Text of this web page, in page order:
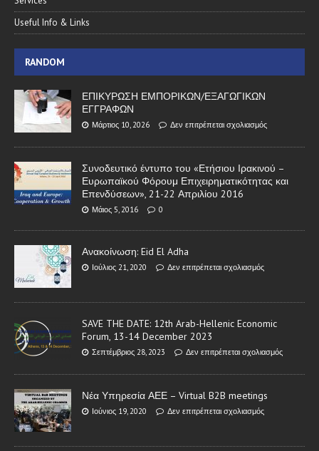
Useful Info & Links
RANDOM
ΕΠΙΚΥΡΩΣΗ ΕΜΠΟΡΙΚΩΝ/ΕΞΑΓΩΓΙΚΩΝ
ΕΓΓΡΑΦΩΝ
Μάρτιος 10, 2026 Δεν επιτρέπεται σχολιασμός
Συνοδευτικό έντυπο του «Ετήσιου Ιρακινού –
Ευρωπαϊκού Φόρουμ Επιχειρηματικότητας και
Επενδύσεων», 21-22 Απριλίου 2016
Μάιος 5, 2016 0
Ανακοίνωση: Eid El Adha
Ιούλιος 21, 2020 Δεν επιτρέπεται σχολιασμός
SAVE THE DATE: 12th Arab-Hellenic Economic
Forum, 13-14 December 2023
Σεπτέμβριος 28, 2023 Δεν επιτρέπεται σχολιασμός
Νέα Υπηρεσία ΑΕΕ – Virtual B2B meetings
Ιούνιος 19, 2020 Δεν επιτρέπεται σχολιασμός